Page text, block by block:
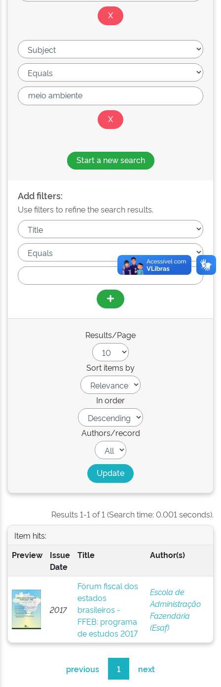
Start a new search
Add filters:
Use filters to refine the search results.
Results/Page
Sort items by
In order
Authors/record
Results 1-1 of 1 (Search time: 0.001 seconds).
Item hits:
Preview
Issue
Date
Title Author(s)
2017
Fórum fiscal dos
estados
brasileiros -
FFEB: programa
de estudos 2017
Escola de
Administração
Fazendária
(Esaf)
previous 1 next